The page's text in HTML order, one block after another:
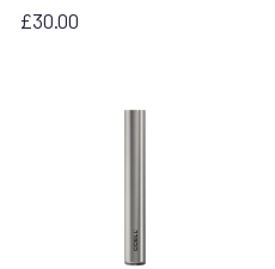
£30.00